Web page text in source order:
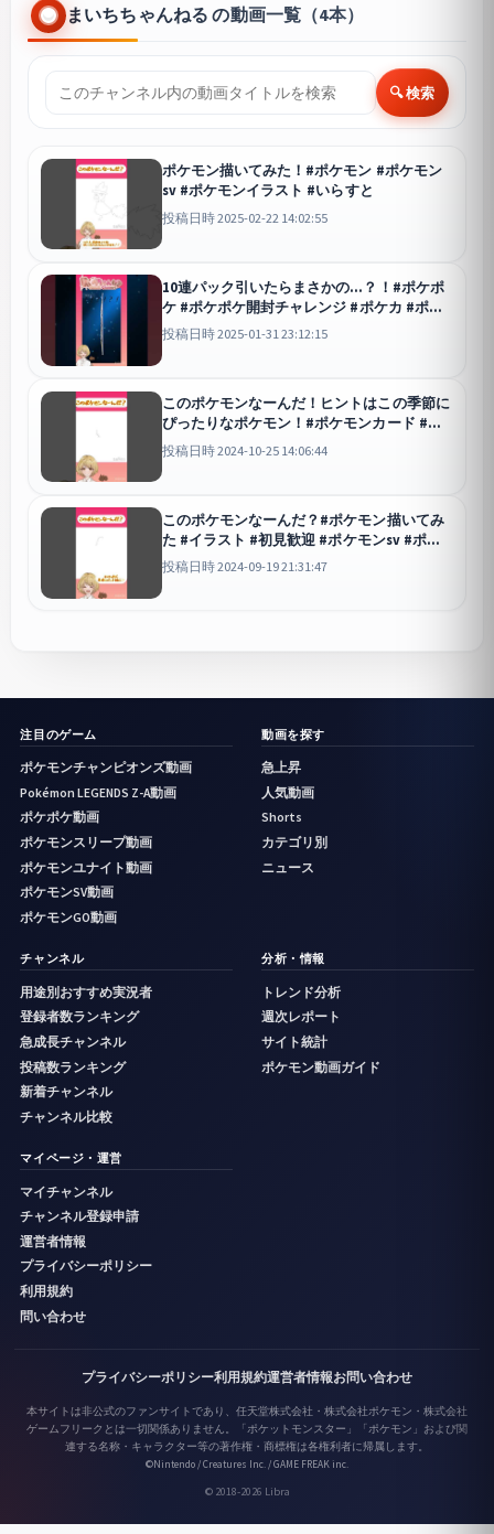
まいちちゃんねる の動画一覧（4本）
🔍 検索
ポケモン描いてみた！#ポケモン #ポケモン
sv #ポケモンイラスト #いらすと
投稿日時 2025-02-22 14:02:55
10連パック引いたらまさかの…？！#ポケポ
ケ #ポケポケ開封チャレンジ #ポケカ #ポケ
モンカード #ポケモン
ポケポケ
投稿日時 2025-01-31 23:12:15
このポケモンなーんだ！ヒントはこの季節に
ぴったりなポケモン！#ポケモンカード #ポ
ケモン #全ポケ描ける説 #イラストメイキン
グ #イラスト #絵描き配信 #ポケモン配信
投稿日時 2024-10-25 14:06:44
このポケモンなーんだ？#ポケモン描いてみ
た #イラスト #初見歓迎 #ポケモンsv #ポケ
モンカード #ポケモン #ポケモンイラスト
投稿日時 2024-09-19 21:31:47
注目のゲーム
ポケモンチャンピオンズ動画
Pokémon LEGENDS Z-A動画
ポケポケ動画
ポケモンスリープ動画
ポケモンユナイト動画
ポケモンSV動画
ポケモンGO動画
動画を探す
急上昇
人気動画
Shorts
カテゴリ別
ニュース
チャンネル
用途別おすすめ実況者
登録者数ランキング
急成長チャンネル
投稿数ランキング
新着チャンネル
チャンネル比較
分析・情報
トレンド分析
週次レポート
サイト統計
ポケモン動画ガイド
マイページ・運営
マイチャンネル
チャンネル登録申請
運営者情報
プライバシーポリシー
利用規約
問い合わせ
プライバシーポリシー利用規約運営者情報お問い合わせ
本サイトは非公式のファンサイトであり、任天堂株式会社・株式会社ポケモン・株式会社
ゲームフリークとは一切関係ありません。「ポケットモンスター」「ポケモン」および関
連する名称・キャラクター等の著作権・商標権は各権利者に帰属します。
©Nintendo / Creatures Inc. / GAME FREAK inc.
© 2018-2026 Libra